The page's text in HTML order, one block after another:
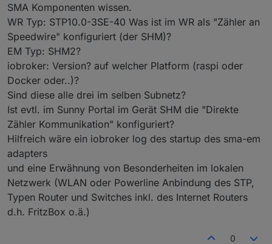
SMA Komponenten wissen.
WR Typ: STP10.0-3SE-40 Was ist im WR als "Zähler an
Speedwire" konfiguriert (der SHM)?
EM Typ: SHM2?
iobroker: Version? auf welcher Platform (raspi oder
Docker oder..)?
Sind diese alle drei im selben Subnetz?
Ist evtl. im Sunny Portal im Gerät SHM die "Direkte
Zähler Kommunikation" konfiguriert?
Hilfreich wäre ein iobroker log des startup des sma-em
adapters
und eine Erwähnung von Besonderheiten im lokalen
Netzwerk (WLAN oder Powerline Anbindung des STP,
Typen Router und Switches inkl. des Internet Routers
d.h. FritzBox o.ä.)
0